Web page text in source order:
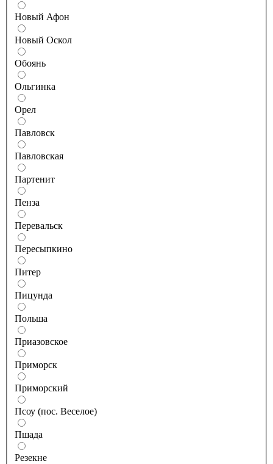
Новый Афон
Новый Оскол
Обоянь
Ольгинка
Орел
Павловск
Павловская
Партенит
Пенза
Перевальск
Пересыпкино
Питер
Пицунда
Польша
Приазовское
Приморск
Приморский
Псоу (пос. Веселое)
Пшада
Резекне